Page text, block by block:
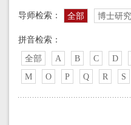
导师检索： 全部 博士研
拼音检索：
全部 A B C D
M
O P Q R S